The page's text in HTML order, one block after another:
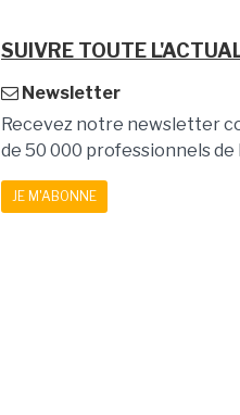
SUIVRE TOUTE
Newsletter
Recevez notre newsletter
de 50 000 professionnels de
JE M'ABONNE